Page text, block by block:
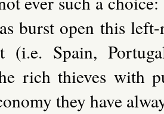
burst open this
(i.e. Spain,
rich thieves with
they have